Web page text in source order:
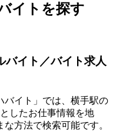
イトを探す
イト／バイト求人
バイト」では、横手駅の
したお仕事情報を地
方法で検索可能です。